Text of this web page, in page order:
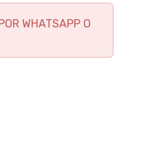
WHATSAPP O